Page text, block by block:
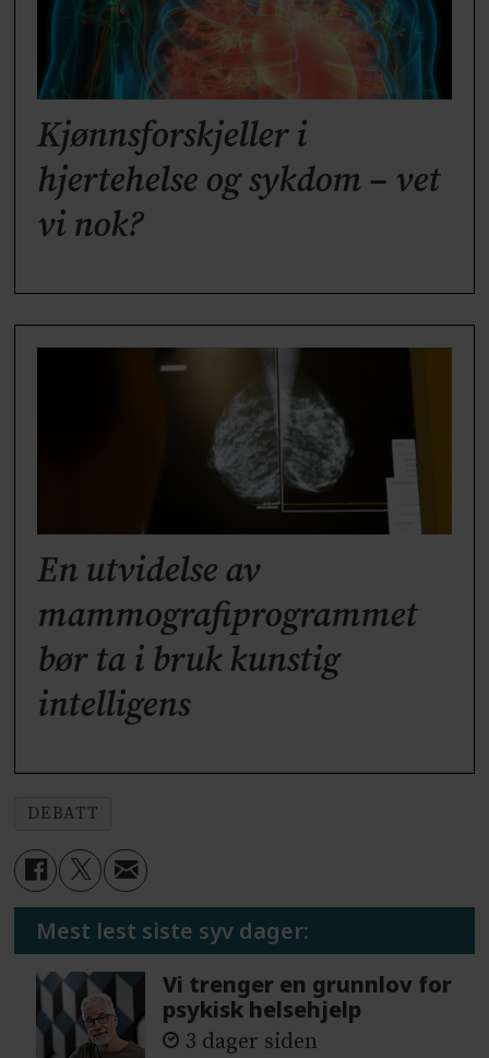
Kjønnsforskjeller i
hjertehelse og sykdom – vet
vi nok?
En utvidelse av
mammografiprogrammet
bør ta i bruk kunstig
intelligens
DEBATT
Mest lest siste syv dager:
Vi trenger en grunnlov for
psykisk helsehjelp
3 dager siden